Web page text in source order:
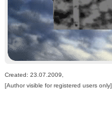
Created: 23.07.2009,
[Author visible for registered users only]